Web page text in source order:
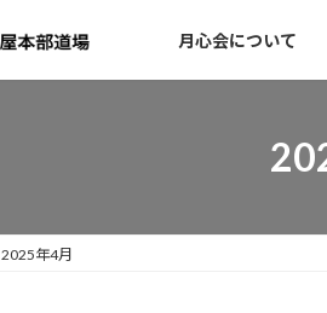
月心会について
2025年4月